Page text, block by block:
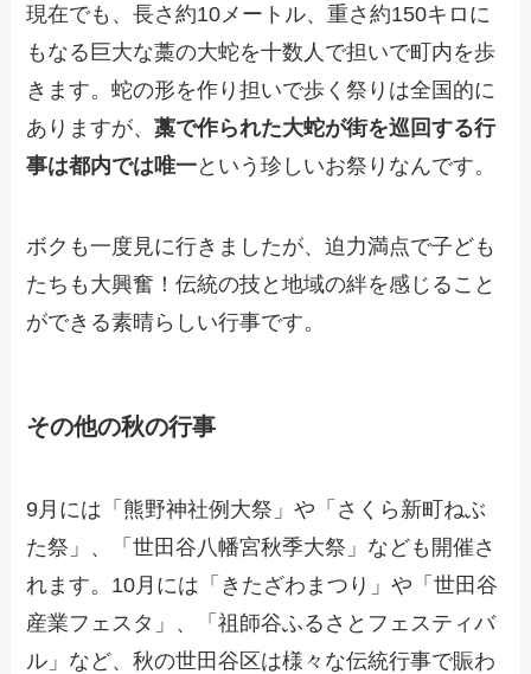
現在でも、長さ約10メートル、重さ約150キロに
もなる巨大な藁の大蛇を十数人で担いで町内を歩
きます。蛇の形を作り担いで歩く祭りは全国的に
ありますが、藁で作られた大蛇が街を巡回する行
事は都内では唯一という珍しいお祭りなんです。
ボクも一度見に行きましたが、迫力満点で子ども
たちも大興奮！伝統の技と地域の絆を感じること
ができる素晴らしい行事です。
その他の秋の行事
9月には「熊野神社例大祭」や「さくら新町ねぶ
た祭」、「世田谷八幡宮秋季大祭」なども開催さ
れます。10月には「きたざわまつり」や「世田谷
産業フェスタ」、「祖師谷ふるさとフェスティバ
ル」など、秋の世田谷区は様々な伝統行事で賑わ